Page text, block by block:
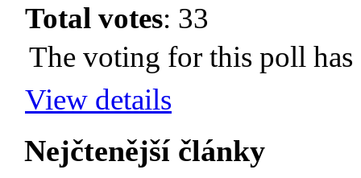
Total votes: 33
The voting for this poll has
View details
Nejčtenější články